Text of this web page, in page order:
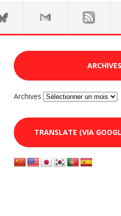
ARCHIVES
Archives
TRANSLATE (VIA